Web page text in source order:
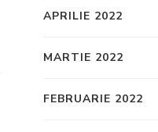
APRILIE 2022
MARTIE 2022
FEBRUARIE 2022